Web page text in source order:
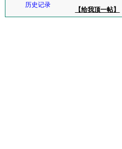
历史记录
【给我顶一帖】